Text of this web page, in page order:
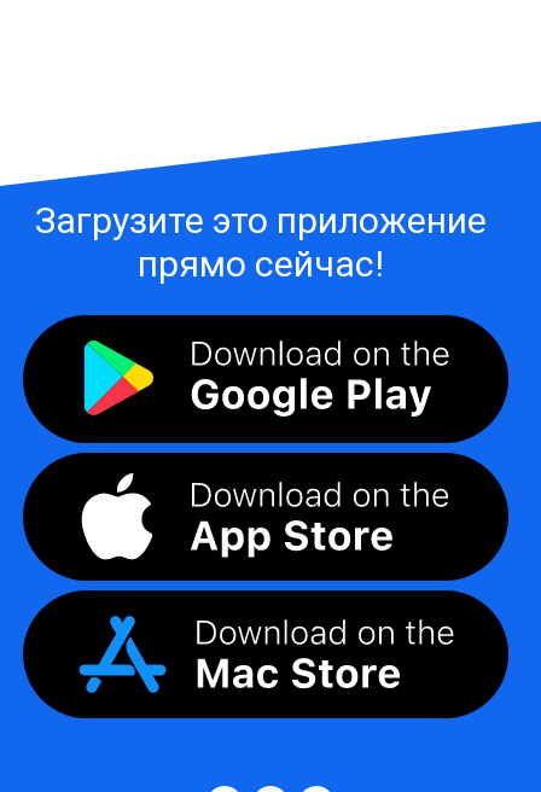
Загрузите это приложение
прямо сейчас!